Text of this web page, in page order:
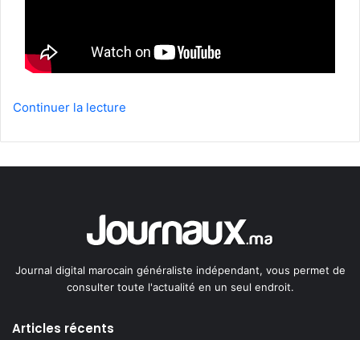
Continuer la lecture
Journal digital marocain généraliste indépendant, vous permet de
consulter toute l'actualité en un seul endroit.
Articles récents